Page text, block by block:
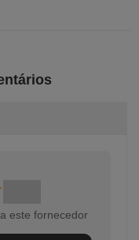
este fornecedor